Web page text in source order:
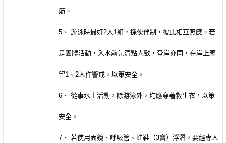
筋。
5 、 游泳時最好2人 1組，採伙伴制，彼此相互照應。若
是團體活動，入水前先清點人數，登岸亦同，在岸上應
留1 、 2人作警戒，以策安全。
6 、 從事水上活動，除游泳外，均應穿著救生衣，以策
安全。
7 、 若使用面鏡、呼吸管、蛙鞋（3寶）浮潛，要經專人